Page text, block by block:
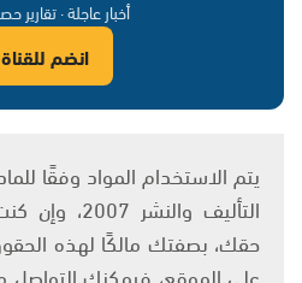
أخبار عاجلة · تقارير
انضم
التأليف
حقك، بصفتك مالكًا لهذه